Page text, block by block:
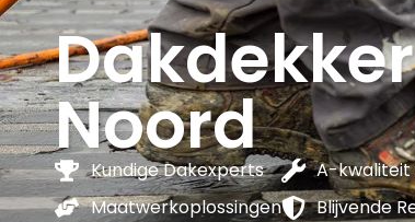
Noord
Kundige Dakexperts
Maatwerkoplossingen
A-
Blijvende